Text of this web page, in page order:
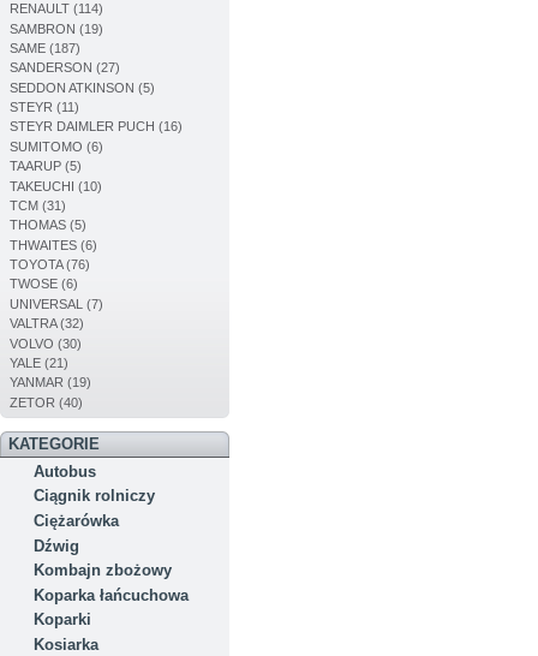
RENAULT (114)
SAMBRON (19)
SAME (187)
SANDERSON (27)
SEDDON ATKINSON (5)
STEYR (11)
STEYR DAIMLER PUCH (16)
SUMITOMO (6)
TAARUP (5)
TAKEUCHI (10)
TCM (31)
THOMAS (5)
THWAITES (6)
TOYOTA (76)
TWOSE (6)
UNIVERSAL (7)
VALTRA (32)
VOLVO (30)
YALE (21)
YANMAR (19)
ZETOR (40)
KATEGORIE
Autobus
Ciągnik rolniczy
Ciężarówka
Dźwig
Kombajn zbożowy
Koparka łańcuchowa
Koparki
Kosiarka